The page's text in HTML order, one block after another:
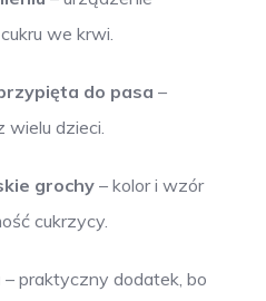
we krwi.
do pasa –
dzieci.
grochy – kolor i wzór
cukrzycy.
– praktyczny dodatek, bo